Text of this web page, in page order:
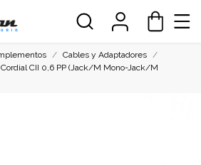
Cables y Adaptadores
Cordial CII 0,6 PP (Jack/M Mono-Jack/M